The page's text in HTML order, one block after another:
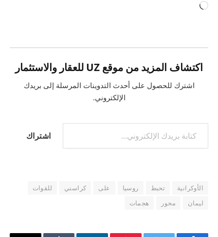
جاري
اكتشاف المزيد من موقع UZ للعقار والاستثمار
اشترك للحصول على أحدث التدوينات المرسلة إلى بريدك
الإلكتروني.
كتابة بريدك الإلكتروني...
اشتراك
الأوكرانية تحبط روسيا على كراسني
للقوات
ليمان
محور هجمات